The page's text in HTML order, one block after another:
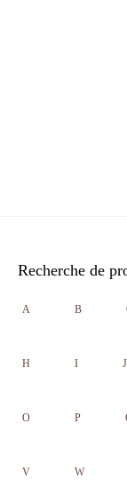
Recherche de
A B
H I J
O P
V W